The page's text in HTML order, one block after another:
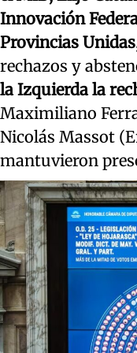
Innovación
Provincias Unidas
rechazos y
la Izquierda la
Maximiliano
Nicolás Massot
mantuvieron